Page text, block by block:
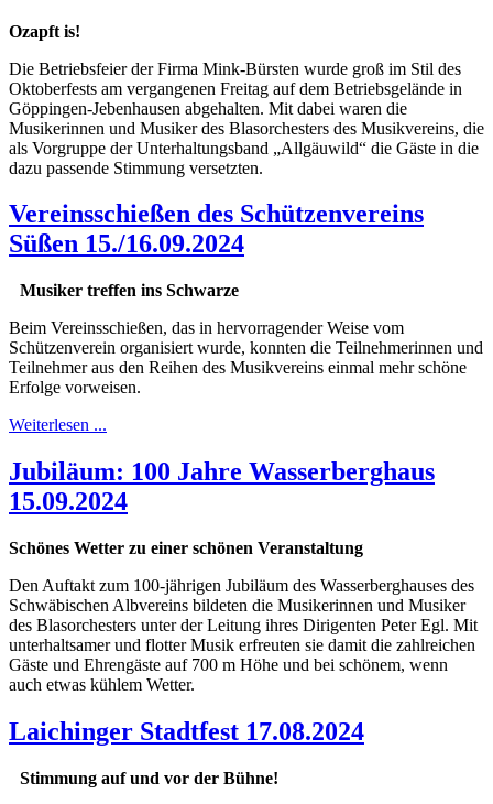
Ozapft is!
Die Betriebsfeier der Firma Mink-Bürsten wurde groß im Stil des
Oktoberfests am vergangenen Freitag auf dem Betriebsgelände in
Göppingen-Jebenhausen abgehalten. Mit dabei waren die
Musikerinnen und Musiker des Blasorchesters des Musikvereins, die
als Vorgruppe der Unterhaltungsband „Allgäuwild“ die Gäste in die
dazu passende Stimmung versetzten.
Vereinsschießen des Schützenvereins
Süßen 15./16.09.2024
Musiker treffen ins Schwarze
Beim Vereinsschießen, das in hervorragender Weise vom
Schützenverein organisiert wurde, konnten die Teilnehmerinnen und
Teilnehmer aus den Reihen des Musikvereins einmal mehr schöne
Erfolge vorweisen.
Weiterlesen ...
Jubiläum: 100 Jahre Wasserberghaus
15.09.2024
Schönes Wetter zu einer schönen Veranstaltung
Den Auftakt zum 100-jährigen Jubiläum des Wasserberghauses des
Schwäbischen Albvereins bildeten die Musikerinnen und Musiker
des Blasorchesters unter der Leitung ihres Dirigenten Peter Egl. Mit
unterhaltsamer und flotter Musik erfreuten sie damit die zahlreichen
Gäste und Ehrengäste auf 700 m Höhe und bei schönem, wenn
auch etwas kühlem Wetter.
Laichinger Stadtfest 17.08.2024
Stimmung auf und vor der Bühne!